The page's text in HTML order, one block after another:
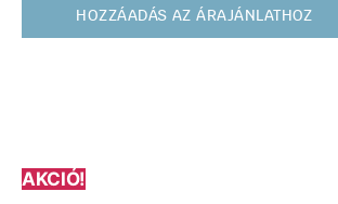
HOZZÁADÁS AZ ÁRAJÁNLATHOZ
AKCIÓ!